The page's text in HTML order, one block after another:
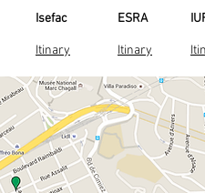
Isefac
Itinary
ESRA
Itinary